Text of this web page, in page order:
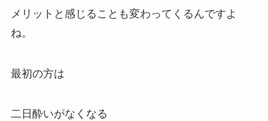
メリットと感じることも変わってくるんですよ
ね。
最初の方は
二日酔いがなくなる